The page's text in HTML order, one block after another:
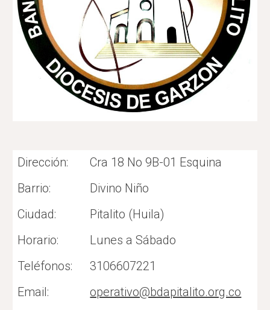
Dirección:
Cra 18 No 9B-01 Esquina
Barrio:
Divino Niño
Ciudad:
Pitalito (Huila)
Horario:
Lunes a Sábado
Teléfonos:
3106607221
Email:
operativo@bdapitalito.org.co